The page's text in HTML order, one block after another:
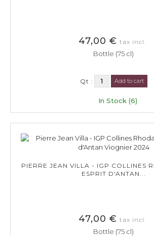
47,00 € tax incl.
Bottle (75 cl)
Qt : Add to cart
In Stock (6)
PIERRE JEAN VILLA - IGP COLLINES
ESPRIT D'ANTAN...
47,00 € tax incl.
Bottle (75 cl)